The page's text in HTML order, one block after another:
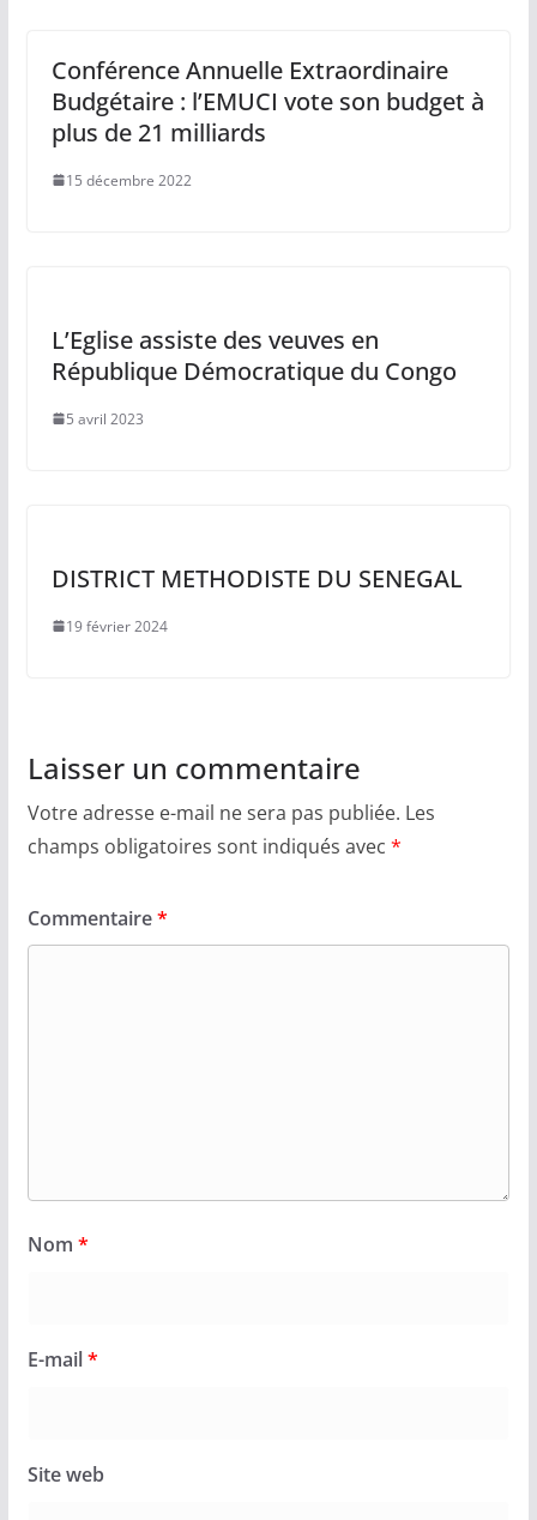
Conférence Annuelle Extraordinaire
Budgétaire : l’EMUCI vote son budget à
plus de 21 milliards
15 décembre 2022
L’Eglise assiste des veuves en
République Démocratique du Congo
5 avril 2023
DISTRICT METHODISTE DU SENEGAL
19 février 2024
Laisser un commentaire
Votre adresse e-mail ne sera pas publiée. Les
champs obligatoires sont indiqués avec *
Commentaire*
Nom *
E-mail*
Site web